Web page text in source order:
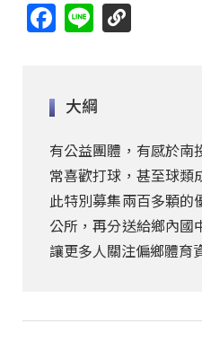
Facebook
Line
大綱
有公益團體，有感於南
常喜歡打球，甚至球類
此特別募集兩百多顆的
公所，再分送給鄉內國
讓更多人關注偏鄉體育